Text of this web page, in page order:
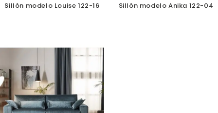
Sillón modelo Louise 122-16 Sillón modelo Anika 122-04